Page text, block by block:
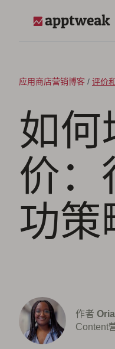
应用商店营销博客 / 评价
如何
价：
功策
作者
Content